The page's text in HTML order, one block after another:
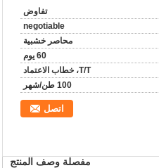
تفاوض
negotiable
محاصر خشبية
60 يوم
T/T، خطاب الاعتماد
100 طن/شهر
اتصل
مفصلة وصف المنتج